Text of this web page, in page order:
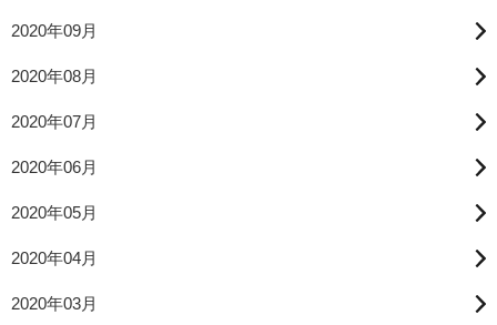
2020年09月
2020年08月
2020年07月
2020年06月
2020年05月
2020年04月
2020年03月